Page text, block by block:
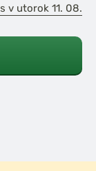
v utorok 11. 08.